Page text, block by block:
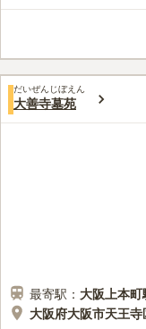
いただけます
口コミ評価
みんなの評価
20代女性
お花などは自
だいぜんじぼえん
大善寺墓苑
最寄駅： 大阪上本町
大阪府大阪市天王